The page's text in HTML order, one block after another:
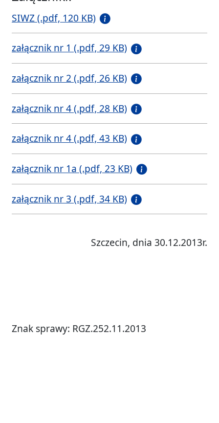
SIWZ (.pdf, 120 KB)
załącznik nr 1 (.pdf, 29 KB)
załącznik nr 2 (.pdf, 26 KB)
załącznik nr 4 (.pdf, 28 KB)
załącznik nr 4 (.pdf, 43 KB)
załącznik nr 1a (.pdf, 23 KB)
załącznik nr 3 (.pdf, 34 KB)
Szczecin, dnia 30.12.2013r.
Znak sprawy: RGZ.252.11.2013